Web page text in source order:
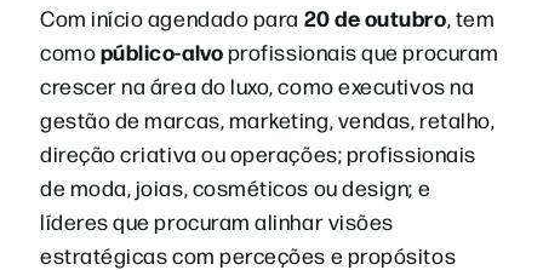
Com início agendado para 20 de outubro, tem
comopúblico-alvoprofissionais que procuram
crescer na área do luxo, como executivos na
gestão de marcas, marketing, vendas, retalho,
direção criativa ou operações; profissionais
de moda, joias, cosméticos ou design; e
líderes que procuram alinhar visões
estratégicas com perceções e propósitos